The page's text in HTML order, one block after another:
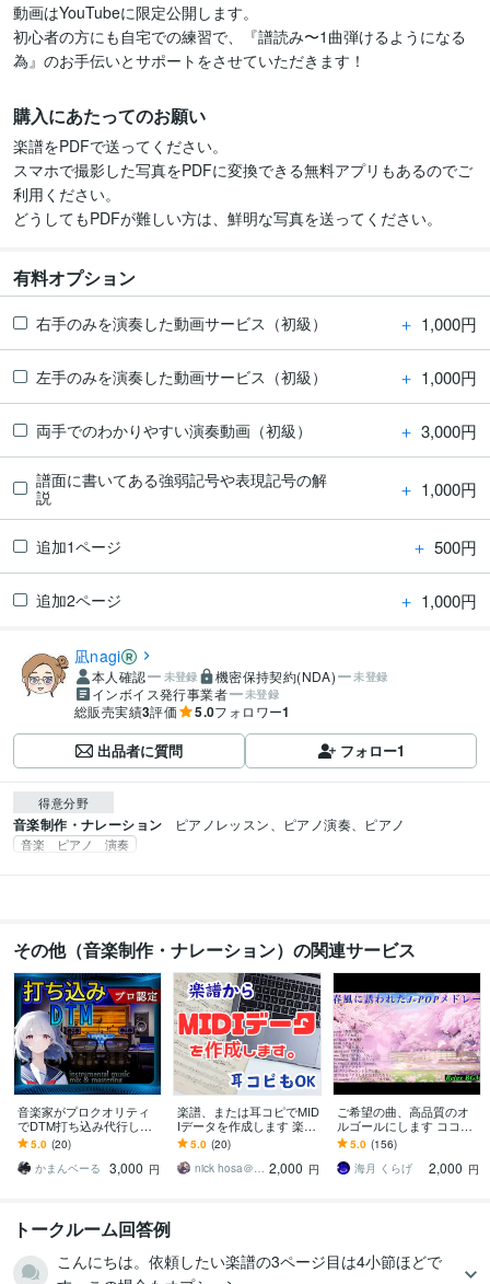
動画はYouTubeに限定公開します。
初心者の方にも自宅での練習で、『譜読み〜1曲弾けるようになる
購入にあたってのお願い
楽譜をPDFで送ってください。
スマホで撮影した写真をPDFに変換できる無料アプリもあるのでご
利用ください。
どうしてもPDFが難しい方は、鮮明な写真を送ってください。
有料オプション
右手のみを演奏した動画サービス（初級） ＋ 1,000円
左手のみを演奏した動画サービス（初級） ＋ 1,000円
両手でのわかりやすい演奏動画（初級） ＋ 3,000円
譜面に書いてある強弱記号や表現記号の解
説
＋ 1,000円
追加1ページ ＋ 500円
追加2ページ ＋ 1,000円
凪nagi
本人確認 未登録 機密保持契約(NDA) 未登録
インボイス発行事業者 未登録
総販売実績3評価 5.0フォロワー1
出品者に質問 フォロー1
得意分野
音楽制作・ナレーション ピアノレッスン、ピアノ演奏、ピアノ
音楽 ピアノ 演奏
その他（音楽制作・ナレーション）の関連サービス
音楽家がプロクオリティ
でDTM打ち込み代行しま
す 打ち込みした音源がな
んかイマイチ…プロにお
任せください！
5.0 (20)
かまんベーる
3,000 円
楽譜、または耳コピでMID
Iデータを作成します 楽譜
作成ソフトを利用し正確
なMIDIデータを作成しま
す。
5.0 (20)
nick hosa＠楽譜作成サービス 2,000 円
ご希望の曲、高品質のオ
ルゴールにします ココナ
ラ売上No.1のオルゴール
5.0 (156)
海月 くらげ
2,000 円
トークルーム回答例
こんにちは。依頼したい楽譜の3ページ目は4小節ほどで